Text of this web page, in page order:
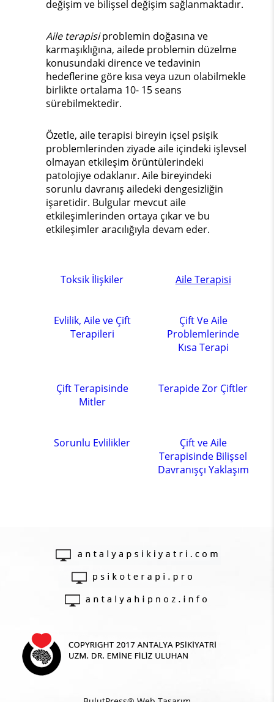
değişim ve bilişsel değişim sağlanmaktadır.
Aile terapisiproblemin doğasına ve
karmaşıklığına, ailede problemin düzelme
konusundaki dirence ve tedavinin
hedeflerine göre kısa veya uzun olabilmekle
birlikte ortalama 10- 15 seans
sürebilmektedir.
Özetle, aile terapisi bireyin içsel psişik
problemlerinden ziyade aile içindeki işlevsel
olmayan etkileşim örüntülerindeki
patolojiye odaklanır. Aile bireyindeki
sorunlu davranış ailedeki dengesizliğin
işaretidir. Bulgular mevcut aile
etkileşimlerinden ortaya çıkar ve bu
etkileşimler aracılığıyla devam eder.
Toksik İlişkiler Aile Terapisi
Evlilik, Aile ve Çift
Terapileri
Çift Ve Aile
Problemlerinde
Kısa Terapi
Çift Terapisinde
Mitler
Terapide Zor Çiftler
Sorunlu Evlilikler
Çift ve Aile
Terapisinde Bilişsel
Davranışçı Yaklaşım